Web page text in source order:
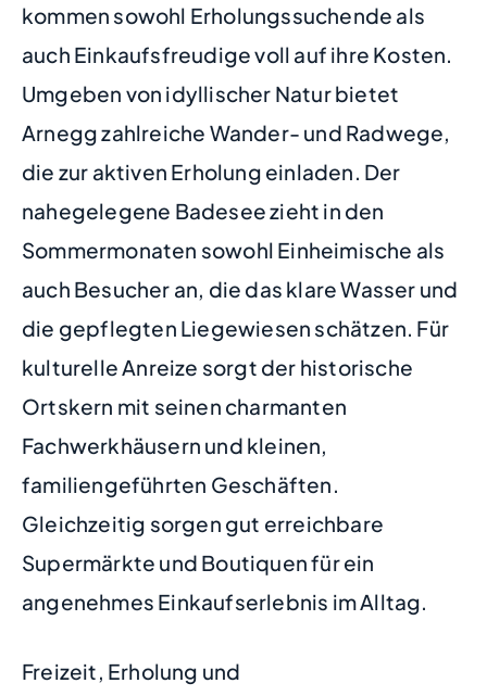
kommen sowohl Erholungssuchende als
auch Einkaufsfreudige voll auf ihre Kosten.
Umgeben von idyllischer Natur bietet
Arnegg zahlreiche Wander- und Radwege,
die zur aktiven Erholung einladen. Der
nahegelegene Badesee zieht in den
Sommermonaten sowohl Einheimische als
auch Besucher an, die das klare Wasser und
die gepflegten Liegewiesen schätzen. Für
kulturelle Anreize sorgt der historische
Ortskern mit seinen charmanten
Fachwerkhäusern und kleinen,
familiengeführten Geschäften.
Gleichzeitig sorgen gut erreichbare
Supermärkte und Boutiquen für ein
angenehmes Einkaufserlebnis im Alltag.
Freizeit, Erholung und